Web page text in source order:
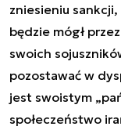
zniesieniu
będzie mógł
swoich
pozostawać w
jest swoistym
społeczeństwo